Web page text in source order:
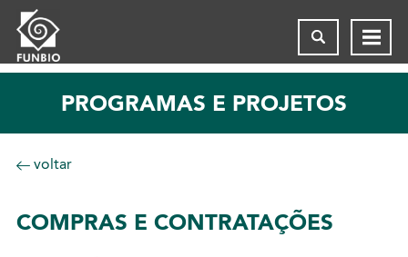
PROGRAMAS E PROJETOS
voltar
COMPRAS E CONTRATAÇÕES